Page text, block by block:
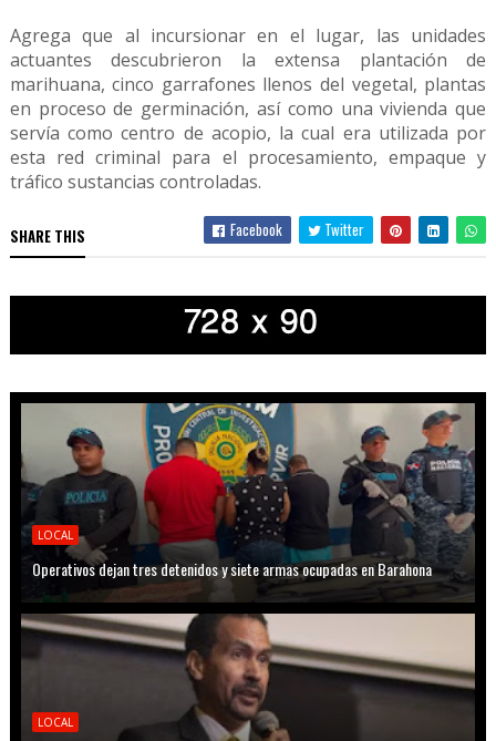
Agrega que al incursionar en el lugar, las unidades
actuantes descubrieron la extensa plantación de
marihuana, cinco garrafones llenos del vegetal, plantas
en proceso de germinación, así como una vivienda que
servía como centro de acopio, la cual era utilizada por
esta red criminal para el procesamiento, empaque y
tráfico sustancias controladas.
SHARE THIS Facebook Twitter
LOCAL
Operativos dejan tres detenidos y siete armas ocupadas en Barahona
LOCAL